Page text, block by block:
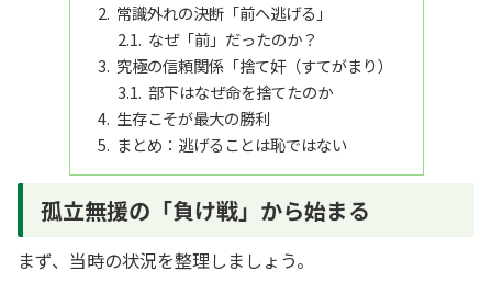
常識外れの決断「前へ逃げる」
なぜ「前」だったのか？
究極の信頼関係「捨て奸（すてがまり）
部下はなぜ命を捨てたのか
生存こそが最大の勝利
まとめ：逃げることは恥ではない
孤立無援の「負け戦」から始まる
まず、当時の状況を整理しましょう。